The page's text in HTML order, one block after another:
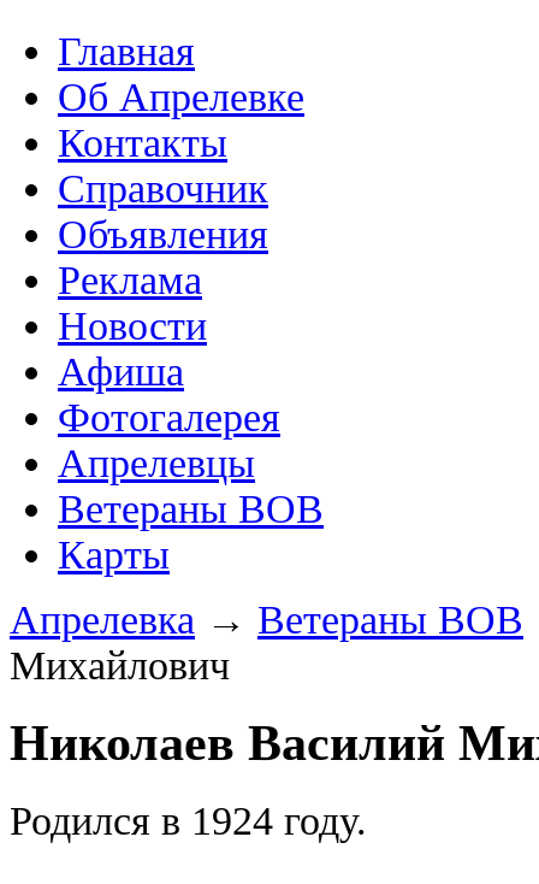
Главная
Об Апрелевке
Контакты
Справочник
Объявления
Реклама
Новости
Афиша
Фотогалерея
Апрелевцы
Ветераны ВОВ
Карты
Апрелевка → Ветераны ВОВ
Михайлович
Николаев Василий
Родился в 1924 году.